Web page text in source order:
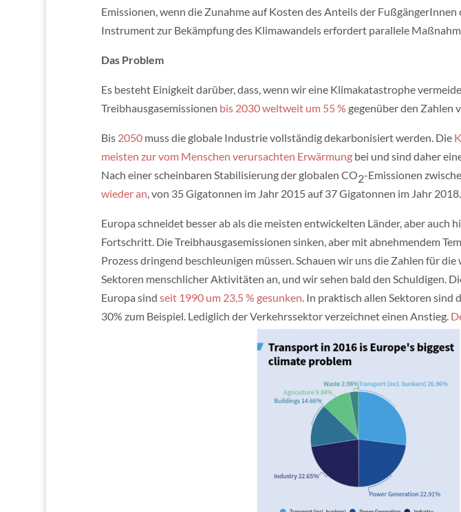
Emissionen, wenn die Zunahme auf Kosten des Anteils der
Instrument zur Bekämpfung des Klimawandels erfordert parallele
Das Problem
Es besteht Einigkeit darüber, dass, wenn wir eine Klimakatastrophe
Treibhausgasemissionen bis 2030 weltweit um 55 % gegenüber den Zahlen
Bis 2050 muss die globale Industrie vollständig dekarbonisiert werden. Die
meisten zur vom Menschen verursachten Erwärmung bei und sind daher
Nach einer scheinbaren Stabilisierung der globalen CO2-Emissionen
wieder an, von 35 Gigatonnen im Jahr 2015 auf 37 Gigatonnen im Jahr 2018.
Europa schneidet besser ab als die meisten entwickelten Länder, aber auch
Fortschritt. Die Treibhausgasemissionen sinken, aber mit abnehmendem
Prozess dringend beschleunigen müssen. Schauen wir uns die Zahlen für
Sektoren menschlicher Aktivitäten an, und wir sehen bald den Schuldigen.
Europa sindseit 1990 um 23,5 % gesunken. In praktisch allen Sektoren sind
30% zum Beispiel. Lediglich der Verkehrssektor verzeichnet einen Anstieg.